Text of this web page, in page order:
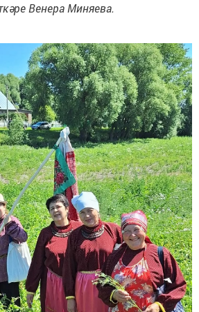
Венера Миняева.